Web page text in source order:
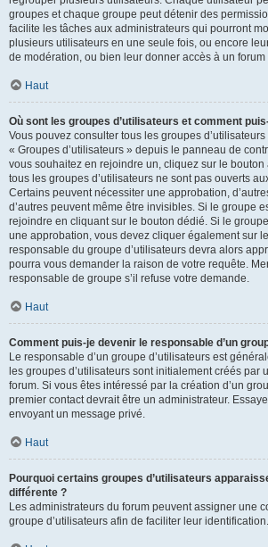
groupes et chaque groupe peut détenir des
facilite les tâches aux administrateurs qui pourront
plusieurs utilisateurs en une seule fois, ou encore
de modération, ou bien leur donner accès à un forum
Haut
Où sont les groupes d’utilisateurs et comment
Vous pouvez consulter tous les groupes
« Groupes d’utilisateurs » depuis le panneau de
vous souhaitez en rejoindre un, cliquez sur le
tous les groupes d’utilisateurs ne sont pas ouverts
Certains peuvent nécessiter une approbation,
d’autres peuvent même être invisibles. Si le groupe
rejoindre en cliquant sur le bouton dédié. Si le
une approbation, vous devez cliquer également sur
responsable du groupe d’utilisateurs devra alors
pourra vous demander la raison de votre requête.
responsable de groupe s’il refuse votre demande.
Haut
Comment puis-je devenir le responsable d’un
Le responsable d’un groupe d’utilisateurs est
les groupes d’utilisateurs sont initialement créés par
forum. Si vous êtes intéressé par la création d’un
premier contact devrait être un administrateur.
envoyant un message privé.
Haut
Pourquoi certains groupes d’utilisateurs
différente ?
Les administrateurs du forum peuvent assigner une
groupe d’utilisateurs afin de faciliter leur identification.